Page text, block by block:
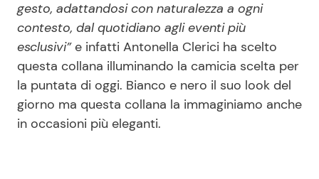
gesto, adattandosi con naturalezza a ogni
contesto, dal quotidiano agli eventi più
esclusivi”e infatti Antonella Clerici ha scelto
questa collana illuminando la camicia scelta per
la puntata di oggi. Bianco e nero il suo look del
giorno ma questa collana la immaginiamo anche
in occasioni più eleganti.